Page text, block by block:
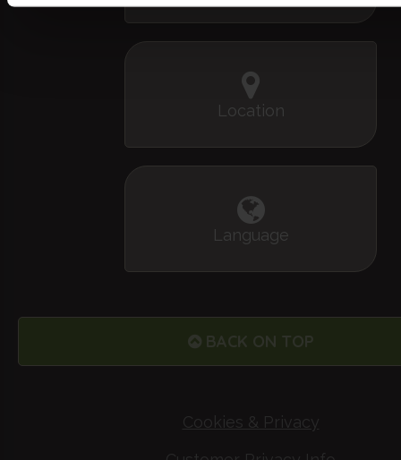
Location
Language
BACK ON TOP
Cookies & Privacy